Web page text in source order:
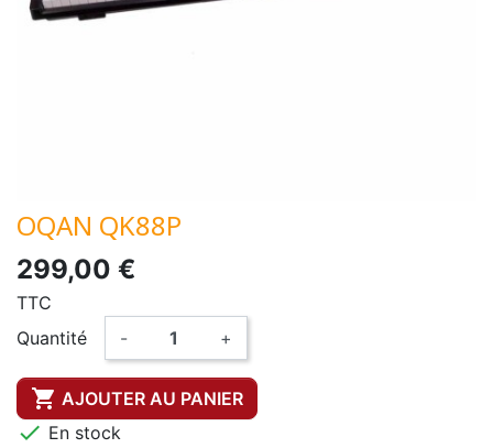
OQAN QK88P
299,00 €
TTC
Quantité
- +
 AJOUTER AU PANIER
 En stock